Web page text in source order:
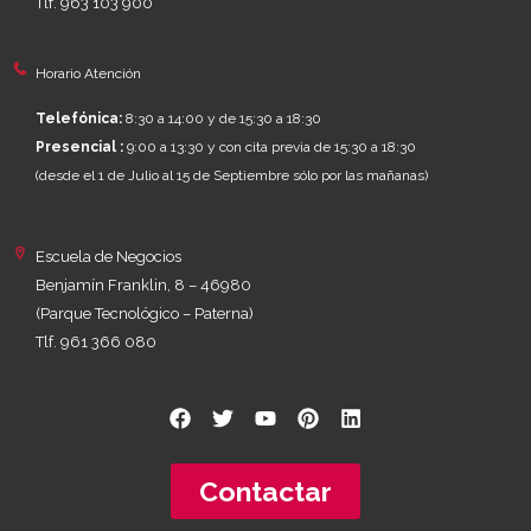
Horario Atención
Telefónica: 8:30 a 14:00 y de 15:30 a 18:30
Presencial : 9:00 a 13:30 y con cita previa de 15:30 a 18:30
(desde el 1 de Julio al 15 de Septiembre sólo por las mañanas)
Escuela de Negocios
Benjamín Franklin, 8 – 46980
(Parque Tecnológico – Paterna)
Tlf. 961 366 080
Contactar